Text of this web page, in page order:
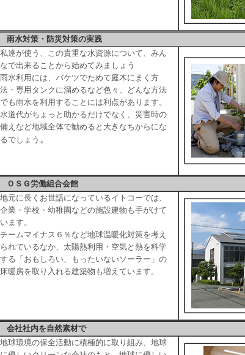
水対策・防災対策の実践
私達が使う、この貴重な水資源について、みん
なで出来ることから始めてみましょう
雨水利用には、バケツでためて庭木にまく方
法・専用タンクに溜めるなど色々、どんな方法
でも雨水を利用することには利点があります。
水道代がちょっと助かるだけでなく、災害時の
備えなど地域全体で勧めると大きなちからにな
るでしょう 。
ＳＧ労働組合会館
地元に長くお世話になっているイトコーでは、
企業・学校・幼稚園などの施設建物も手がけて
います。
チームマイナス６％など地球温暖化対策を考え
られているなか、太陽熱利用・空気と熱を科学
する「おもしろい、もったいないソーラー」の
床暖房を取り入れる建築物も増えています。
社社内を自然素材で
地球環境の保全活動に積極的に取り組み、地球